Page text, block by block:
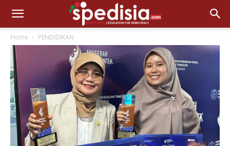
Home PENDIDIKAN